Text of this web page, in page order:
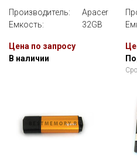
Производитель:
Apacer
Емкость:
32GB
Цена по запросу
В наличии